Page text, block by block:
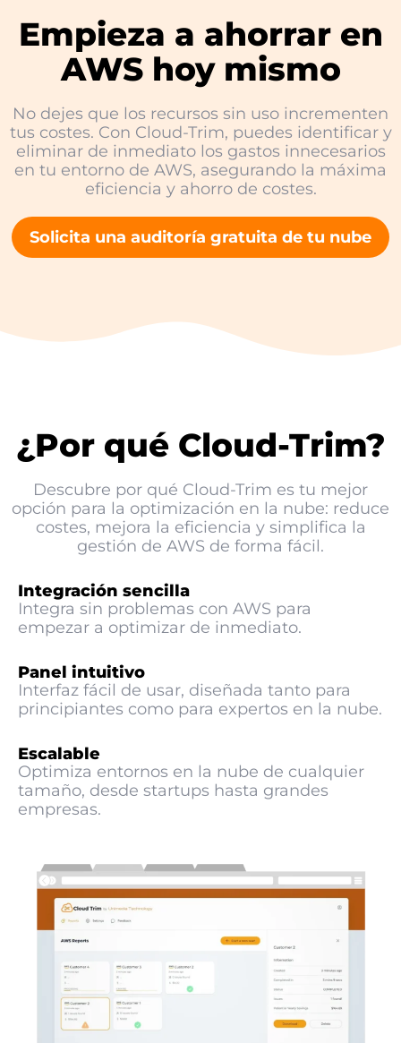
Empieza a ahorrar en
AWS hoy mismo
No dejes que los recursos sin uso incrementen
tus costes. Con Cloud-Trim, puedes identificar y
eliminar de inmediato los gastos innecesarios
en tu entorno de AWS, asegurando la máxima
eficiencia y ahorro de costes.
Solicita una auditoría gratuita de tu nube
¿Por qué Cloud-Trim?
Descubre por qué Cloud-Trim es tu mejor
opción para la optimización en la nube: reduce
costes, mejora la eficiencia y simplifica la
gestión de AWS de forma fácil.
Integración sencilla
Integra sin problemas con AWS para
empezar a optimizar de inmediato.
Panel intuitivo
Interfaz fácil de usar, diseñada tanto para
principiantes como para expertos en la nube.
Escalable
Optimiza entornos en la nube de cualquier
tamaño, desde startups hasta grandes
empresas.